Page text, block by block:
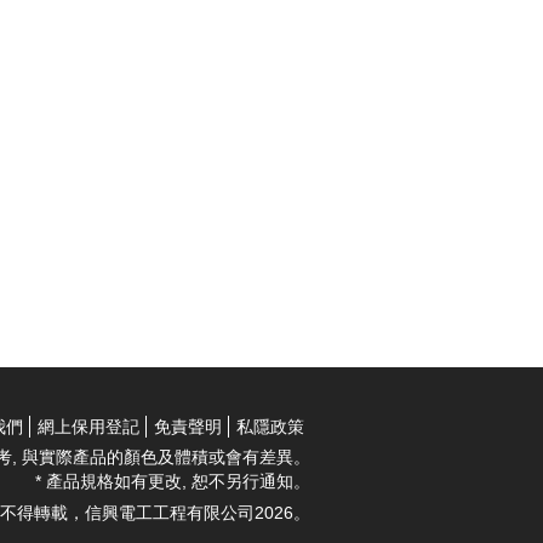
們 網上保用登記 免責聲明
私隱政策
與實際產品的顏色及體積或會有差異。
* 產品規格如有更改, 恕不另行通知。
得轉載，信興電工工程有限公司2026。